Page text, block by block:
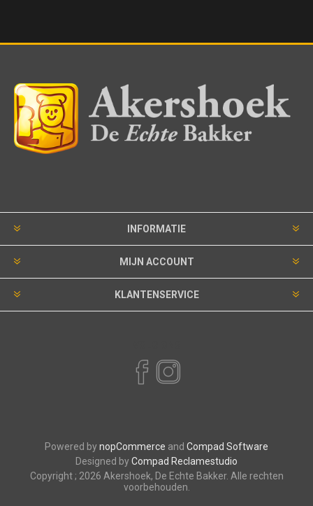
INFORMATIE
MIJN ACCOUNT
KLANTENSERVICE
Powered bynopCommerce and Compad Software
Designed byCompad Reclamestudio
Copyright ; 2026 Akershoek, De Echte Bakker. Alle rechten
voorbehouden.